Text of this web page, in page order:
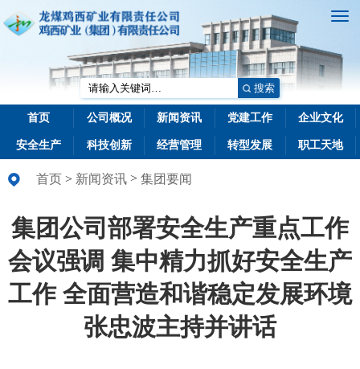
搜索
首页 公司概况 新闻资讯 党建工作 企业文化
安全生产 科技创新 经营管理 转型发展 职工天地
首页 > 新闻资讯 > 集团要闻
集团公司部署安全生产重点工作
会议强调 集中精力抓好安全生产
工作 全面营造和谐稳定发展环境
张忠波主持并讲话